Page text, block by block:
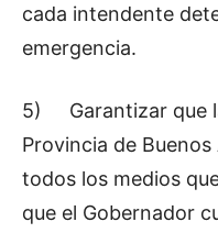
cada intendente
emergencia.
5) Garantizar que
Provincia de
todos los medios
que el Gobernador